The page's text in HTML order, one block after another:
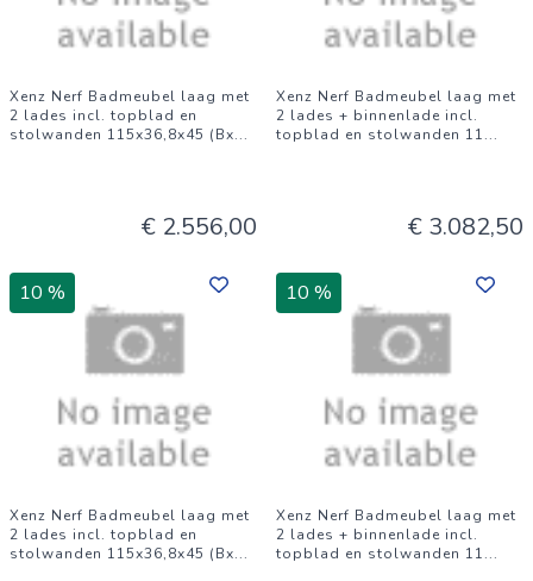
Xenz Nerf Badmeubel laag met
2 lades incl. topblad en
stolwanden 115x36,8x45 (Bx...
€ 2.556,00
Xenz Nerf Badmeubel laag met
2 lades + binnenlade incl.
topblad en stolwanden 11...
€ 3.082,50
10 %
Xenz Nerf Badmeubel laag met
2 lades incl. topblad en
stolwanden 115x36,8x45 (Bx...
10 %
Xenz Nerf Badmeubel laag met
2 lades + binnenlade incl.
topblad en stolwanden 11...